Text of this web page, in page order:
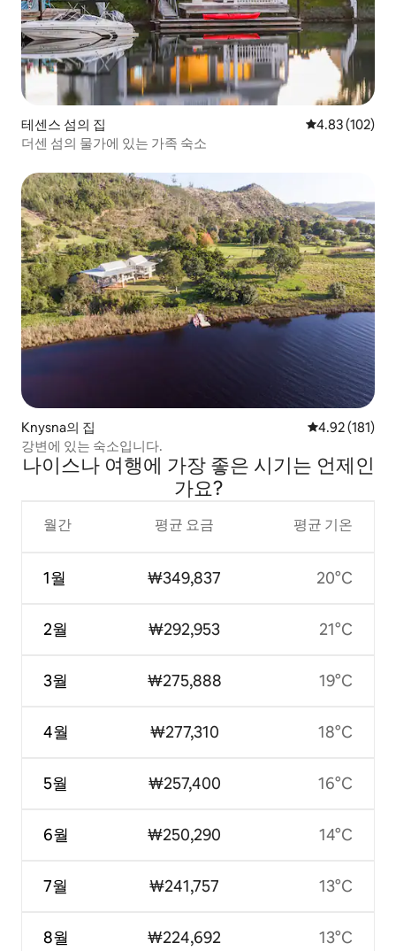
테센스 섬의 집 평점 4.83점(5
4.83 (102)
더센 섬의 물가에 있는 가족 숙소
Knysna의 집 평점 4.92점(5
4.92 (181)
강변에 있는 숙소입니다.
나이스나 여행에 가장 좋은 시기는 언제인
가요?
월간
1월
2월
3월
4월
5월
6월
7월
8월
평균 요금
₩349,837
₩292,953
₩275,888
₩277,310
₩257,400
₩250,290
₩241,757
₩224,692
평균 기온
20°C
21°C
19°C
18°C
16°C
14°C
13°C
13°C